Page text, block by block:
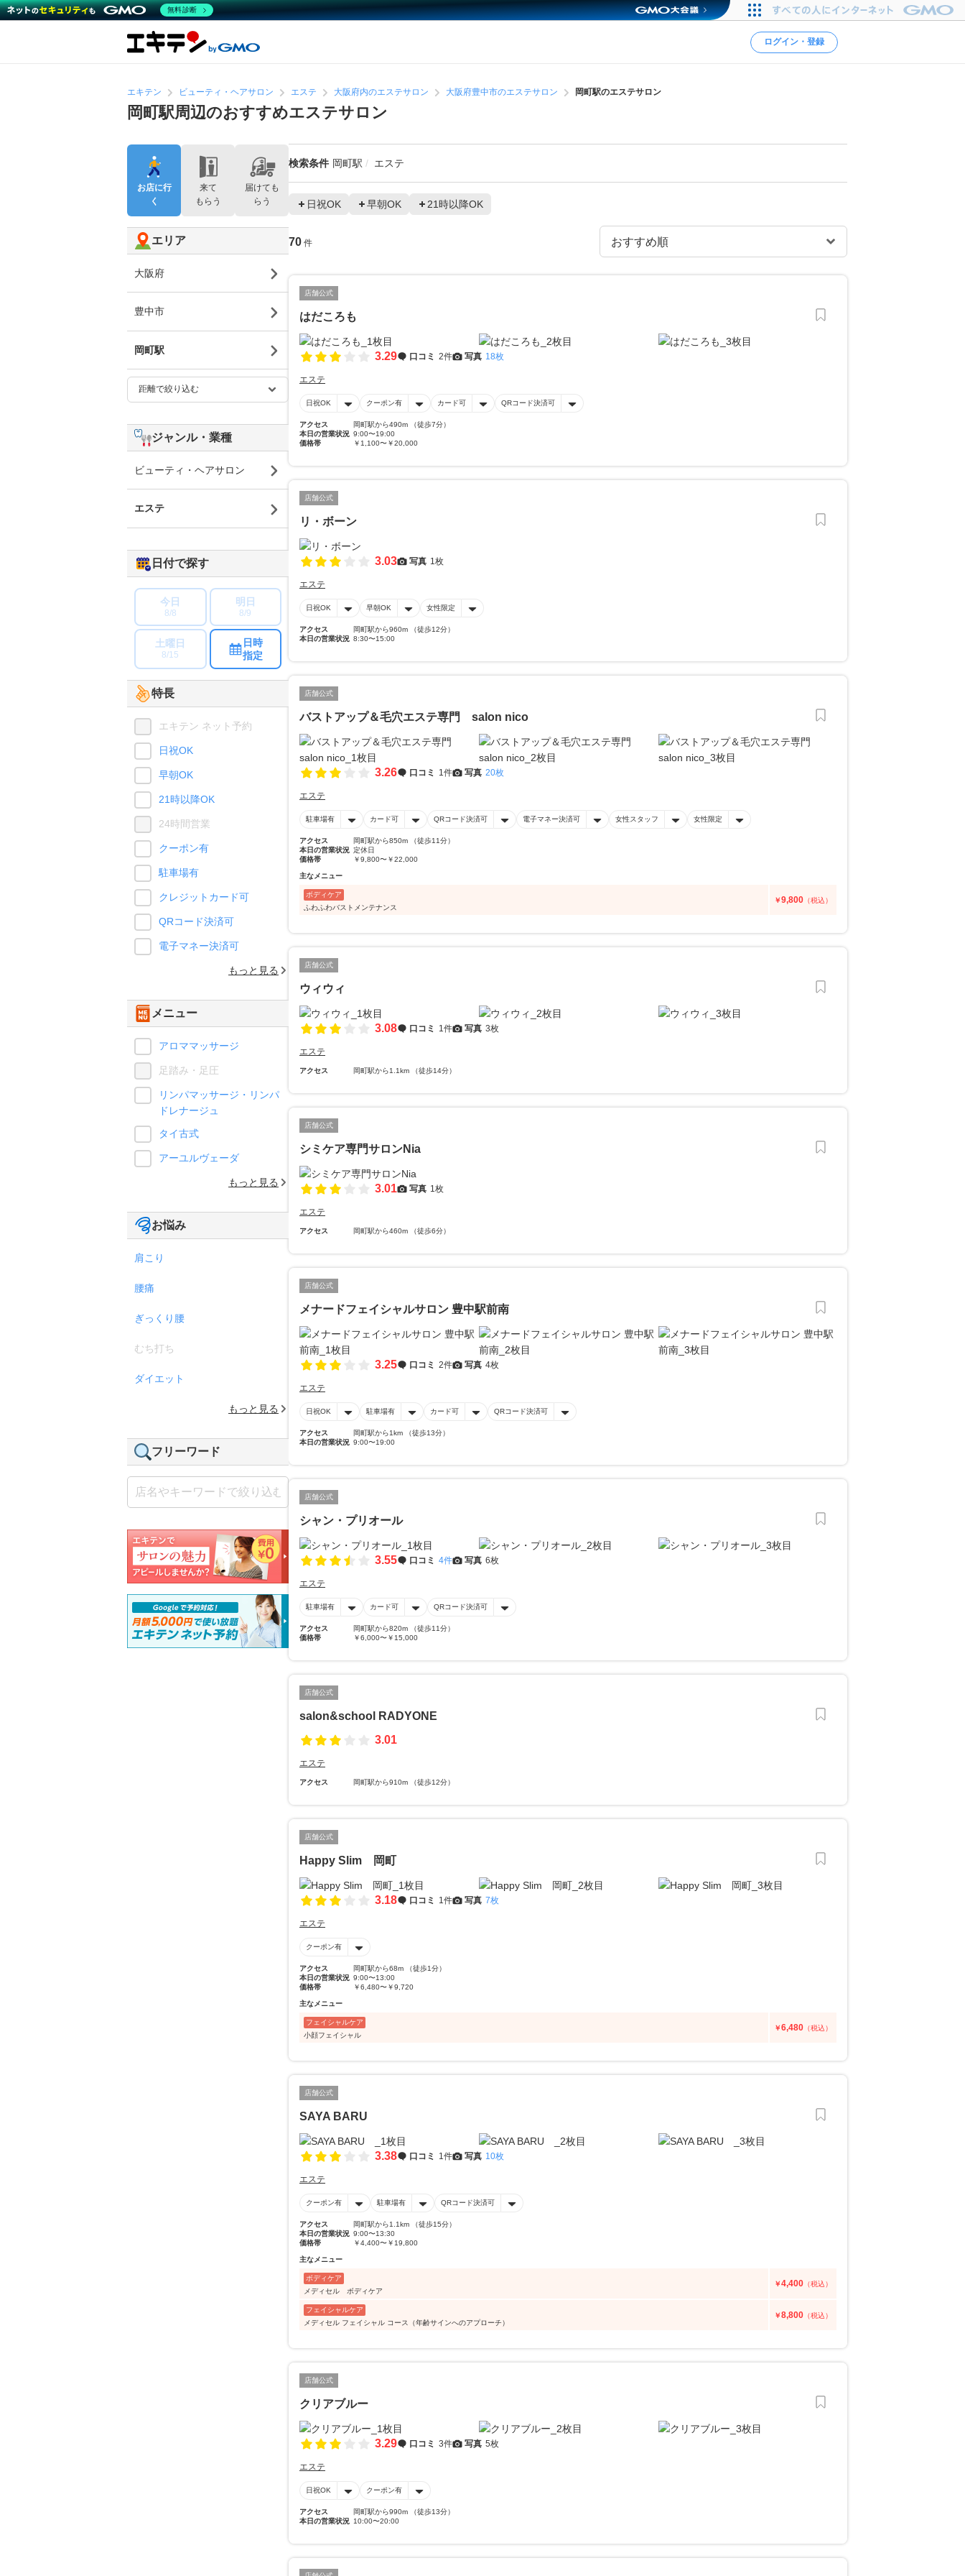
ログイン・登録
エキテン ビューティ・ヘアサロン エステ 大阪府内のエステサロン 大阪府豊中市のエステサロン 岡町駅のエステサロン
岡町駅周辺のおすすめエステサロン
検索条件 岡町駅 エステ
日祝OK 早朝OK 21時以降OK
70 件
店舗公式
はだころも
3.29 口コミ 2件 写真 18枚
エステ
日祝OK クーポン有 カード可 QRコード決済可
アクセス
岡町駅から490m （徒歩7分）
本日の営業状況 9:00〜19:00
価格帯
￥1,100〜￥20,000
店舗公式
リ・ボーン
3.03 写真 1枚
エステ
日祝OK 早朝OK 女性限定
アクセス
岡町駅から960m （徒歩12分）
本日の営業状況 8:30〜15:00
店舗公式
バストアップ＆毛穴エステ専門 salon nico
3.26 口コミ 1件 写真 20枚
エステ
駐車場有 カード可 QRコード決済可 電子マネー決済可 女性スタッフ 女性限定
アクセス
岡町駅から850m （徒歩11分）
本日の営業状況 定休日
価格帯
￥9,800〜￥22,000
主なメニュー
ボディケア
ふわふわバストメンテナンス
￥9,800 （税込）
店舗公式
ウィウィ
3.08 口コミ 1件 写真 3枚
エステ
アクセス 岡町駅から1.1km （徒歩14分）
店舗公式
シミケア専門サロンNia
3.01 写真 1枚
エステ
アクセス 岡町駅から460m （徒歩6分）
店舗公式
メナードフェイシャルサロン 豊中駅前南
3.25 口コミ 2件 写真 4枚
エステ
日祝OK 駐車場有 カード可 QRコード決済可
アクセス
岡町駅から1km （徒歩13分）
本日の営業状況 9:00〜19:00
店舗公式
シャン・プリオール
3.55 口コミ 4件 写真 6枚
エステ
駐車場有 カード可 QRコード決済可
アクセス
岡町駅から820m （徒歩11分）
価格帯
￥6,000〜￥15,000
店舗公式
salon&school RADYONE
3.01
エステ
アクセス 岡町駅から910m （徒歩12分）
店舗公式
Happy Slim 岡町
3.18 口コミ 1件 写真 7枚
エステ
クーポン有
アクセス
岡町駅から68m （徒歩1分）
本日の営業状況 9:00〜13:00
価格帯
￥6,480〜￥9,720
主なメニュー
フェイシャルケア
小顔フェイシャル
￥6,480 （税込）
店舗公式
SAYA BARU
3.38 口コミ 1件 写真 10枚
エステ
クーポン有 駐車場有 QRコード決済可
アクセス
岡町駅から1.1km （徒歩15分）
本日の営業状況 9:00〜13:30
価格帯
￥4,400〜￥19,800
主なメニュー
ボディケア
メディセル ボディケア
￥4,400 （税込）
フェイシャルケア
メディセル フェイシャル コース（年齢サインへのアプローチ）
￥8,800 （税込）
店舗公式
クリアブルー
3.29 口コミ 3件 写真 5枚
エステ
日祝OK クーポン有
アクセス
岡町駅から990m （徒歩13分）
本日の営業状況 10:00〜20:00
お店に行
く
来て
もらう
届けても
らう
エリア
大阪府
豊中市
岡町駅
ジャンル・業種
ビューティ・ヘアサロン
エステ
日付で探す
今日
8/8
明日
8/9
土曜日
8/15
日時
指定
特長
エキテン ネット予約
日祝OK
早朝OK
21時以降OK
24時間営業
クーポン有
駐車場有
クレジットカード可
QRコード決済可
電子マネー決済可
もっと見る
メニュー
アロママッサージ
足踏み・足圧
リンパマッサージ・リンパ
ドレナージュ
タイ古式
アーユルヴェーダ
もっと見る
お悩み
肩こり
腰痛
ぎっくり腰
むち打ち
ダイエット
もっと見る
フリーワード
無料診断